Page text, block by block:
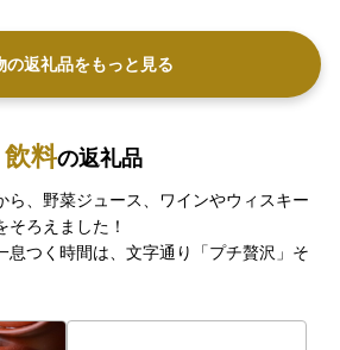
の返礼品をもっと見る
飲料の返礼品
ら、野菜ジュース、ワインやウィスキー
そろえました！
息つく時間は、文字通り「プチ贅沢」そ